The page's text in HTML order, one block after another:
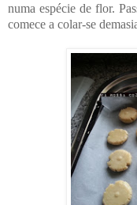
numa espécie de flor.
comece a colar-se